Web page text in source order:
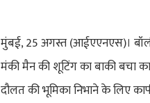
मुंबई, 25 अगस्त (आईएएनएस)।
मंकी मैन की शूटिंग का बाकी बचा
दौलत की भूमिका निभाने के लिए